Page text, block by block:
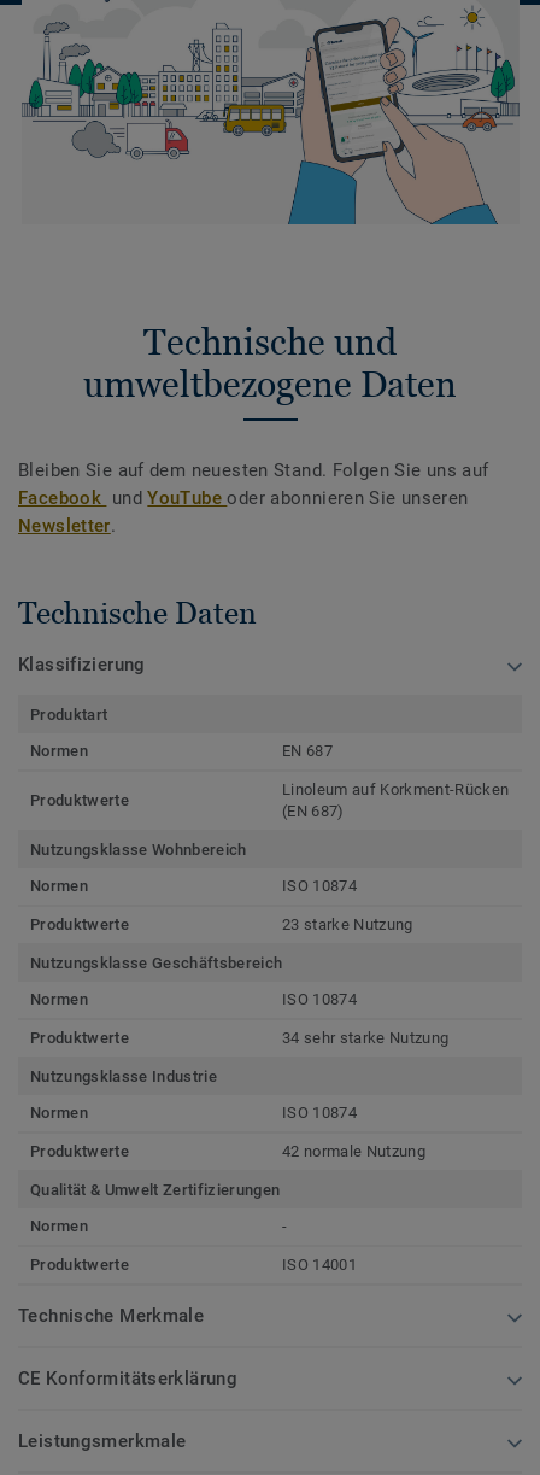
Technische und
umweltbezogene Daten
Bleiben Sie auf dem neuesten Stand. Folgen Sie uns auf
Facebook undYouTubeoder abonnieren Sie unseren
Newsletter.
Technische Daten
Klassifizierung
Produktart
Normen
EN 687
Produktwerte
Linoleum auf Korkment-Rücken
(EN 687)
Nutzungsklasse Wohnbereich
Normen
ISO 10874
Produktwerte 23 starke Nutzung
Nutzungsklasse Geschäftsbereich
Normen
ISO 10874
Produktwerte 34 sehr starke Nutzung
Nutzungsklasse Industrie
Normen
ISO 10874
Produktwerte 42 normale Nutzung
Qualität & Umwelt Zertifizierungen
Normen
-
Produktwerte ISO 14001
Technische Merkmale
CE Konformitätserklärung
Leistungsmerkmale